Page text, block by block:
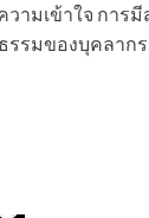
ามเข้าใจ การ
รรมของบุคลาก